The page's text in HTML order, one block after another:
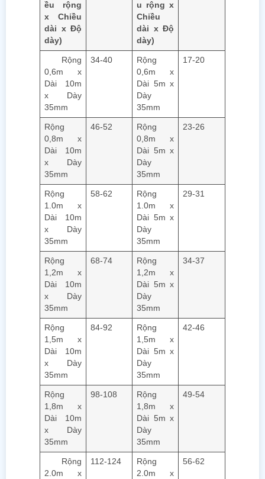
ều rộng
x Chiều
dài x Độ
dày)
u rộng x
Chiều
dài x Độ
dày)
Rộng
0,6m x
Dài 10m
x Dày
35mm
34-40
Rộng
0,6m x
Dài 5m x
Dày
35mm
17-20
Rộng
0,8m x
Dài 10m
x Dày
35mm
46-52
Rộng
0,8m x
Dài 5m x
Dày
35mm
23-26
Rộng
1.0m x
Dài 10m
x Dày
35mm
58-62
Rộng
1.0m x
Dài 5m x
Dày
35mm
29-31
Rộng
1,2m x
Dài 10m
x Dày
35mm
68-74
Rộng
1,2m x
Dài 5m x
Dày
35mm
34-37
Rộng
1,5m x
Dài 10m
x Dày
35mm
84-92
Rộng
1,5m x
Dài 5m x
Dày
35mm
42-46
Rộng
1,8m x
Dài 10m
x Dày
35mm
98-108
Rộng
1,8m x
Dài 5m x
Dày
35mm
49-54
Rộng
2.0m x
112-124
Rộng
2.0m x
56-62